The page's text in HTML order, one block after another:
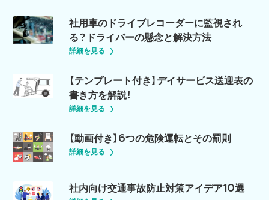
社用車のドライブレコーダーに監視され
る？ドライバーの懸念と解決方法
詳細を見る
【テンプレート付き】デイサービス送迎表の
書き方を解説！
詳細を見る
【動画付き】6つの危険運転とその罰則
詳細を見る
社内向け交通事故防止対策アイデア10選